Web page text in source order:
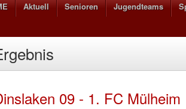
Aktuell Senioren Jugendteams
09 - 1. FC Mülheim